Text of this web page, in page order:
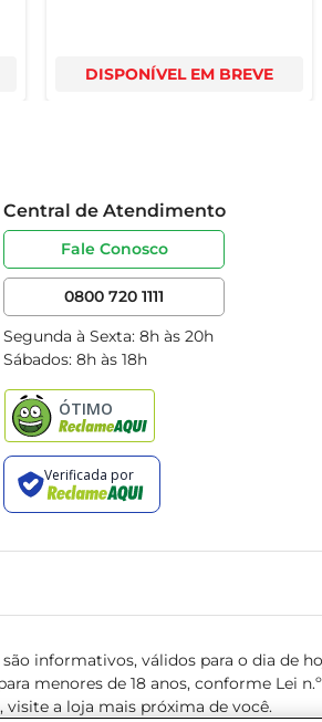
DISPONÍVEL EM BREVE
Central de Atendimento
Fale Conosco
0800 720 1111
Segunda à Sexta: 8h às 20h
Sábados: 8h às 18h
informativos, válidos para o dia de
menores de 18 anos, conforme Lei
visite a loja mais próxima de você.